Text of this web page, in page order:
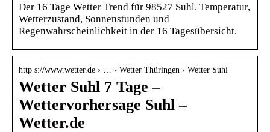
Der 16 Tage Wetter Trend für 98527 Suhl. Temperatur,
Wetterzustand, Sonnenstunden und
Regenwahrscheinlichkeit in der 16 Tagesübersicht.
http s://www.wetter.de › … › Wetter Thüringen › Wetter Suhl
Wetter Suhl 7 Tage –
Wettervorhersage Suhl –
Wetter.de